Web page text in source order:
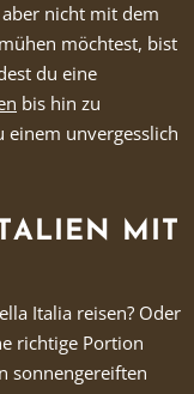
nicht mit dem
möchtest, bist
du eine
bis hin zu
einem unvergesslich
MIT
Italia reisen? Oder
richtige Portion
sonnengereiften